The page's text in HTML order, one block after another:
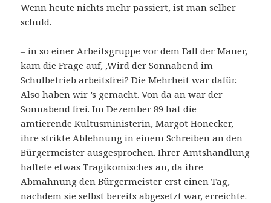
Wenn heute nichts mehr passiert, ist man selber
schuld.
– in so einer Arbeitsgruppe vor dem Fall der Mauer,
kam die Frage auf, ‚Wird der Sonnabend im
Schulbetrieb arbeitsfrei? Die Mehrheit war dafür.
Also haben wir ’s gemacht. Von da an war der
Sonnabend frei. Im Dezember 89 hat die
amtierende Kultusministerin, Margot Honecker,
ihre strikte Ablehnung in einem Schreiben an den
Bürgermeister ausgesprochen. Ihrer Amtshandlung
haftete etwas Tragikomisches an, da ihre
Abmahnung den Bürgermeister erst einen Tag,
nachdem sie selbst bereits abgesetzt war, erreichte.